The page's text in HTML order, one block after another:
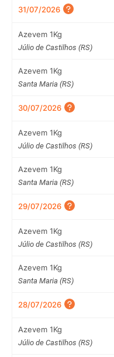
31/07/2026
Azevem 1Kg
Júlio de Castilhos (RS)
Azevem 1Kg
Santa Maria (RS)
30/07/2026
Azevem 1Kg
Júlio de Castilhos (RS)
Azevem 1Kg
Santa Maria (RS)
29/07/2026
Azevem 1Kg
Júlio de Castilhos (RS)
Azevem 1Kg
Santa Maria (RS)
28/07/2026
Azevem 1Kg
Júlio de Castilhos (RS)